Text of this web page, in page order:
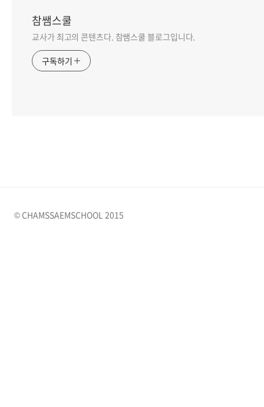
참쌤스쿨
교사가 최고의 콘텐츠다. 참쌤스쿨 블로그입니다.
구독하기
© CHAMSSAEMSCHOOL 2015